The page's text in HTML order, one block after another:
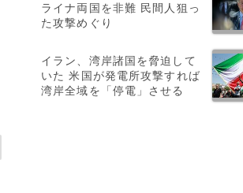
ライナ両国を非難 民間人狙っ
た攻撃めぐり
イラン、湾岸諸国を脅迫して
いた 米国が発電所攻撃すれば
湾岸全域を「停電」させる